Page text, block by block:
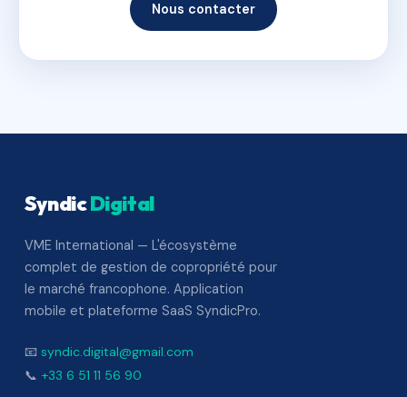
Nous contacter
SyndicDigital
VME International — L'écosystème
complet de gestion de copropriété pour
le marché francophone. Application
mobile et plateforme SaaS SyndicPro.
📧 syndic.digital@gmail.com
📞 +33 6 51 11 56 90